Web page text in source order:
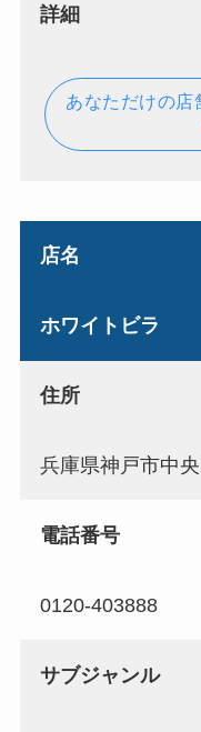
詳細
あなただけの店
店名
ホワイトビラ
住所
兵庫県神戸市中
電話番号
0120-403888
サブジャンル